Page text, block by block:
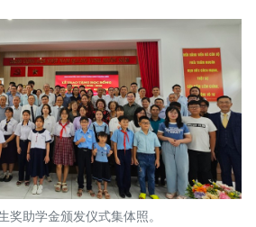
奖助学金颁发仪式集体照。